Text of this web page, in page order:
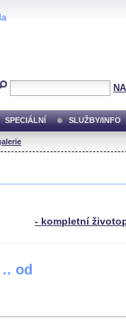
SPECIÁLNÍ SLUŽBY/INFO
- kompletní
od